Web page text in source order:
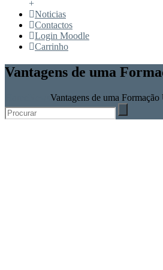
+
Noticias
Contactos
Login Moodle
Carrinho
Vantagens de uma
Vantagens de uma